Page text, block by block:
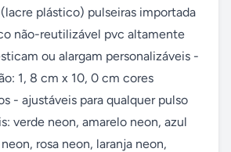
plástico) pulseiras importada
não-reutilizável pvc altamente
ou alargam personalizáveis -
1, 8 cm x 10, 0 cm cores
- ajustáveis para qualquer pulso
verde neon, amarelo neon, azul
rosa neon, laranja neon,